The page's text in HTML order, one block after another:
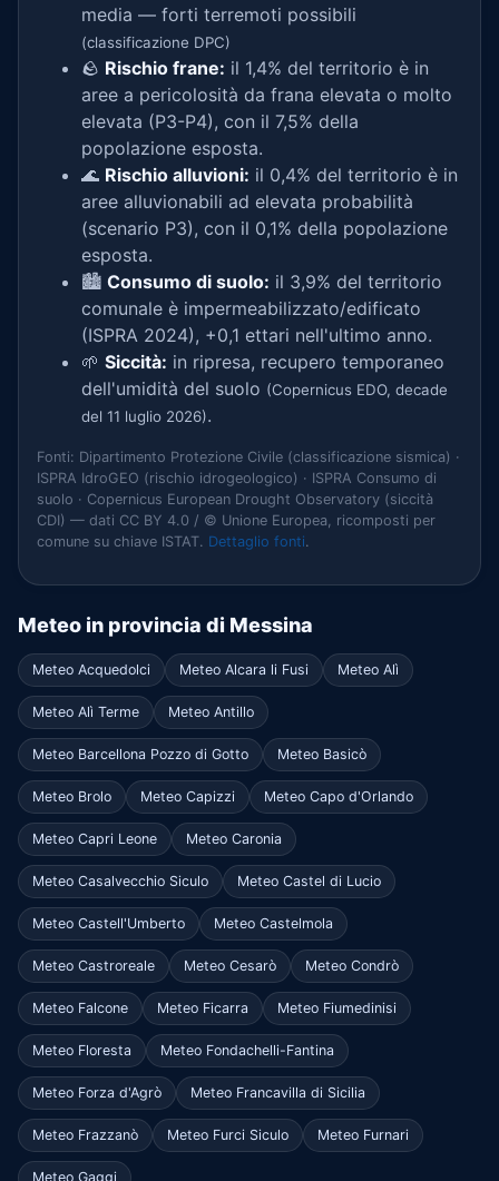
media — forti terremoti possibili
(classificazione DPC)
🪨 Rischio frane: il 1,4% del territorio è in
aree a pericolosità da frana elevata o molto
elevata (P3-P4), con il 7,5% della
popolazione esposta.
🌊 Rischio alluvioni: il 0,4% del territorio è in
aree alluvionabili ad elevata probabilità
(scenario P3), con il 0,1% della popolazione
esposta.
🏙️ Consumo di suolo: il 3,9% del territorio
comunale è impermeabilizzato/edificato
(ISPRA 2024), +0,1 ettari nell'ultimo anno.
🌱 Siccità: in ripresa, recupero temporaneo
dell'umidità del suolo (Copernicus EDO, decade
del 11 luglio 2026).
Fonti: Dipartimento Protezione Civile (classificazione sismica) ·
ISPRA IdroGEO (rischio idrogeologico) · ISPRA Consumo di
suolo · Copernicus European Drought Observatory (siccità
CDI) — dati CC BY 4.0 / © Unione Europea, ricomposti per
comune su chiave ISTAT. Dettaglio fonti.
Meteo in provincia di Messina
Meteo Acquedolci Meteo Alcara li Fusi Meteo Alì
Meteo Alì Terme Meteo Antillo
Meteo Barcellona Pozzo di Gotto Meteo Basicò
Meteo Brolo Meteo Capizzi Meteo Capo d'Orlando
Meteo Capri Leone Meteo Caronia
Meteo Casalvecchio Siculo Meteo Castel di Lucio
Meteo Castell'Umberto Meteo Castelmola
Meteo Castroreale Meteo Cesarò Meteo Condrò
Meteo Falcone Meteo Ficarra Meteo Fiumedinisi
Meteo Floresta Meteo Fondachelli-Fantina
Meteo Forza d'Agrò Meteo Francavilla di Sicilia
Meteo Frazzanò Meteo Furci Siculo Meteo Furnari
Meteo Gaggi